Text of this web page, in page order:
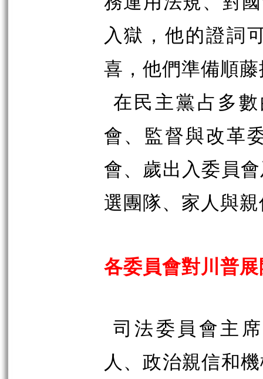
入獄，他的證詞
喜，他們準備順
在民主黨占多
會、監督與改革
會、歲出入委員
選團隊、家人與
各委員會對川普
司法委員會主
人、政治親信和